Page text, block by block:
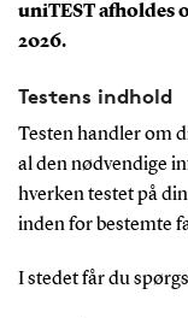
uniTEST afholdes
2026.
Testens indhold
Testen handler om
al den nødvendige
hverken testet på
inden for bestemte
I stedet får du